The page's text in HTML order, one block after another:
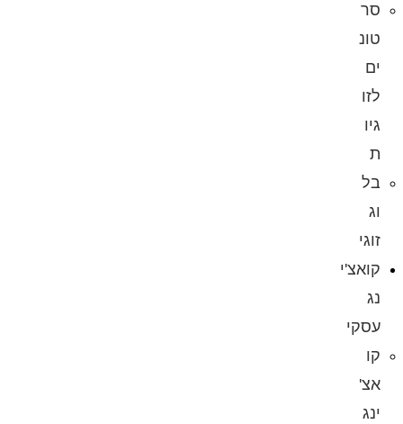
סר
טונ
ים
לזו
גיו
ת
בל
וג
זוגי
קואצ'י
נג
עסקי
קו
אצ'
ינג